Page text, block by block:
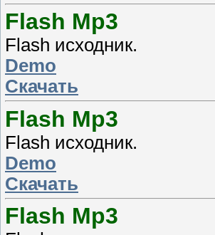
Flash Mp3
Flash исходник.
Demo
Скачать
Flash Mp3
Flash исходник.
Demo
Скачать
Flash Mp3